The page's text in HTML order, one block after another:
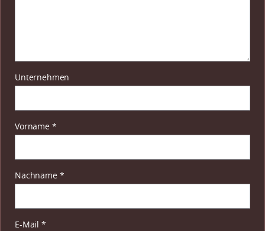
Unternehmen
Pflichtfeld
Vorname *
Pflichtfeld
Nachname *
Pflichtfeld
E-Mail *